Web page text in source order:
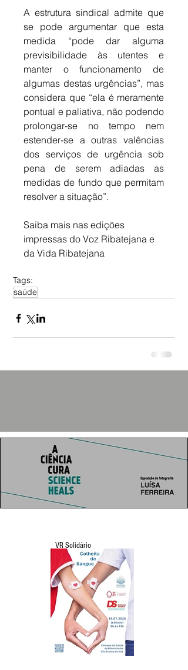
A estrutura sindical admite que
se pode argumentar que esta
medida “pode dar alguma
previsibilidade às utentes e
manter o funcionamento de
algumas destas urgências”, mas
considera que “ela é meramente
pontual e paliativa, não podendo
prolongar-se no tempo nem
estender-se a outras valências
dos serviços de urgência sob
pena de serem adiadas as
medidas de fundo que permitam
resolver a situação”.
Saiba mais nas edições
impressas do Voz Ribatejana e
da Vida Ribatejana
Tags:
saúde
VR Solidário